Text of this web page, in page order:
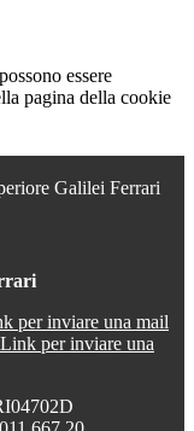
essere
pagina della cookie
Galilei Ferrari
per inviare una mail
Link per inviare una